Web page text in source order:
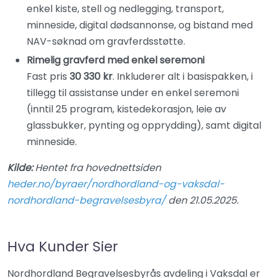
enkel kiste, stell og nedlegging, transport,
minneside, digital dødsannonse, og bistand med
NAV-søknad om gravferdsstøtte.
Rimelig gravferd med enkel seremoni
Fast pris 30 330 kr. Inkluderer alt i basispakken, i
tillegg til assistanse under en enkel seremoni
(inntil 25 program, kistedekorasjon, leie av
glassbukker, pynting og opprydding), samt digital
minneside.
Kilde:Hentet fra hovednettsiden
heder.no/byraer/nordhordland-og-vaksdal-
nordhordland-begravelsesbyra/den 21.05.2025.
Hva Kunder Sier
Nordhordland Begravelsesbyrås avdeling i Vaksdal er